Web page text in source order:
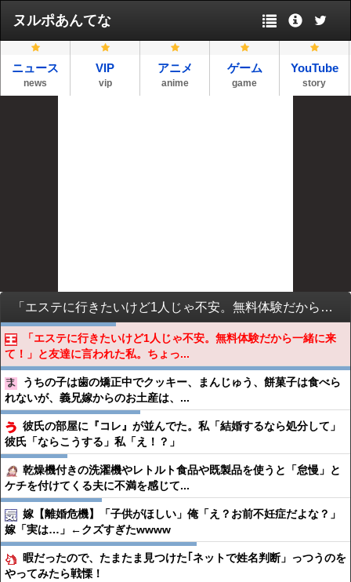
ヌルポあんてな
ニュース
news
VIP
vip
アニメ
anime
ゲーム
game
YouTube
story
「エステに行きたいけど1人じゃ不安。無料体験だから一緒に来て！」と友達に言われた私。ちょっと興味があったので一緒に申し込んでもらった結果・・・
「エステに行きたいけど1人じゃ不安。無料体験だから一緒に来
て！」と友達に言われた私。ちょっ...
うちの子は歯の矯正中でクッキー、まんじゅう、餅菓子は食べら
れないが、義兄嫁からのお土産は、...
彼氏の部屋に『コレ』が並んでた。私「結婚するなら処分して」
彼氏「ならこうする」私「え！？」
乾燥機付きの洗濯機やレトルト食品や既製品を使うと「怠慢」と
ケチを付けてくる夫に不満を感じて...
嫁【離婚危機】「子供がほしい」俺「え？お前不妊症だよな？」
嫁「実は…」←クズすぎたwwww
暇だったので、たまたま見つけた｢ネットで姓名判断」っつうのを
やってみたら戦慄！